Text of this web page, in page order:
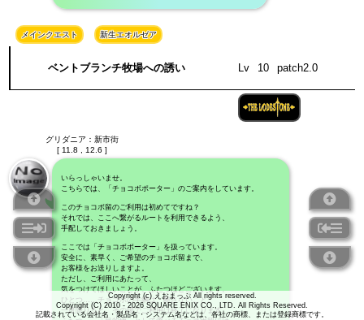
Copyright (c) えおまっぷ All rights reserved.
Copyright (C) 2010 - 2026 SQUARE ENIX CO., LTD. All Rights Reserved.
記載されている会社名・製品名・システム名などは、各社の商標、または登録商標です。
メインクエスト 新生エオルゼア
ベントブランチ牧場への誘い Lv 10 patch2.0
グリダニア：新市街
[ 11.8 , 12.6 ]
いらっしゃいませ。
こちらでは、「チョコボポーター」のご案内をしています。
このチョコボ留のご利用は初めてですね？
それでは、ここへ繋がるルートを利用できるよう、
手配しておきましょう。
ここでは「チョコボポーター」を扱っています。
安全に、素早く、ご希望のチョコボ留まで、
お客様をお送りしますよ。
ただし、ご利用にあたって、
気をつけてほしいことが、ふたつほどございます。
ひとつ……チョコボの手綱は、離さないこと。
一度降りると、その場でご利用は終了になります。